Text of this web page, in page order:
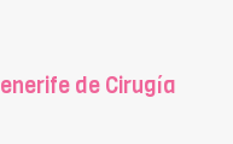
de Cirugía